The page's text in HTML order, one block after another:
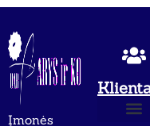
Įmonės